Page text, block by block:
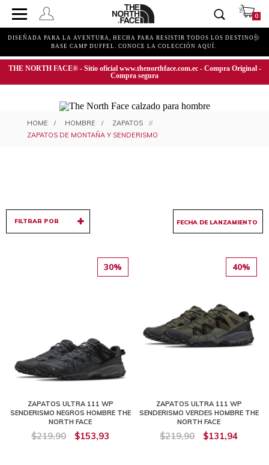
0
DISEÑADA PARA LA AVENTURA, HECHA PARA RESISTIR TODOS LOS DESTINOS.
BASE CAMP DUFFEL. CONOCE LA COLECCIÓN AQUÍ.
THE NORTH FACE® - Sitio oficial www.thenorthface.com.ec - Compra Original -
Compra segura
ZAPATOS DE MONTAÑA Y ZAPATOS
DE SENDERISMO PARA HOMBRE
HOMBRE
ZAPATOS
ZAPATOS DE MONTAÑA Y SENDERISMO
FILTRAR POR
30%
ZAPATOS ULTRA 111 WP
SENDERISMO NEGROS HOMBRE THE
NORTH FACE
$219,90 $153,93
40%
ZAPATOS ULTRA 111 WP
SENDERISMO VERDES HOMBRE THE
NORTH FACE
$219,90 $131,94